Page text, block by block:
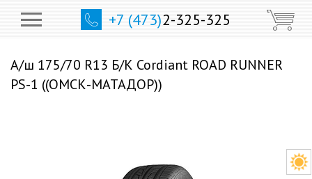
+7 (473)2-325-325
А/ш 175/70 R13 Б/К Cordiant ROAD RUNNER
PS-1 ((ОМСК-МАТАДОР))